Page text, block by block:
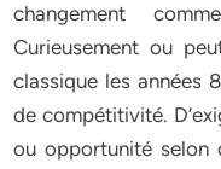
changement
Curieusement ou
classique les années
de compétitivité.
ou opportunité selon